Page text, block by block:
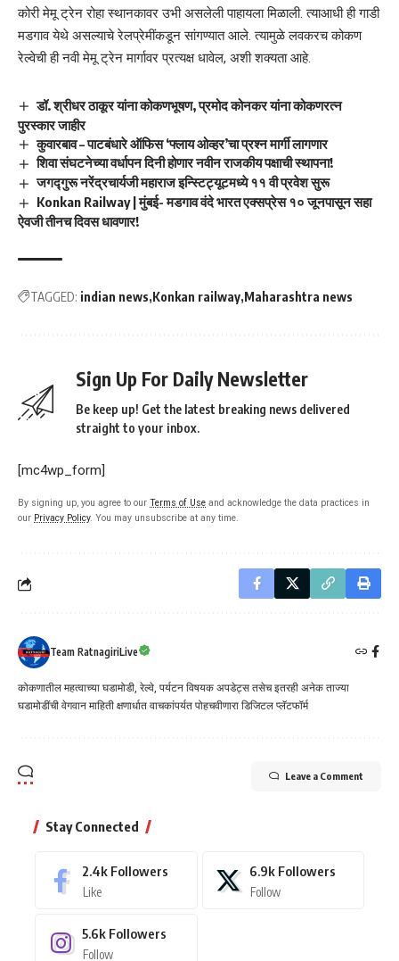
कोरी मेमू ट्रेन रोहा स्थानकावर उभी असलेली पाहायला मिळाली. त्याआधी ही गाडी
मडगाव येथे असल्याचे रेलप्रेमींकडून सांगण्यात आले. त्यामुळे लवकरच कोकण
रेल्वेची ही नवी मेमू ट्रेन मार्गावर प्रत्यक्ष धावेल, अशी शक्यता आहे.
डॉ. श्रीधर ठाकूर यांना कोकणभूषण, प्रमोद कोनकर यांना कोकणरत्न
पुरस्कार जाहीर
कुवारबाव – पाटबंधारे ऑफिस ‘फ्लाय ओव्हर’चा प्रश्न मार्गी लागणार
शिवा संघटनेच्या वर्धापन दिनी होणार नवीन राजकीय पक्षाची स्थापना!
जगद्गुरू नरेंद्रचार्यजी महाराज इन्स्टिट्यूटमध्ये ११ वी प्रवेश सुरू
Konkan Railway | मुंबई- मडगाव वंदे भारत एक्सप्रेस १० जूनपासून सहा
ऐवजी तीनच दिवस धावणार!
TAGGED: indian news Konkan railway Maharashtra news
Sign Up For Daily Newsletter
Be keep up! Get the latest breaking news delivered
straight to your inbox.
[mc4wp_form]
By signing up, you agree to our Terms of Use and acknowledge the data practices in
our Privacy Policy. You may unsubscribe at any time.
Team RatnagiriLive
कोकणातील महत्वाच्या घडामोडी, रेल्वे, पर्यटन विषयक अपडेट्स तसेच इतरही अनेक ताज्या
घडामोडींची वेगवान माहिती क्षणार्धात वाचकांपर्यत पोहचवीणारा डिजिटल प्लॅटफॉर्म
Leave a Comment
Stay Connected
2.4k Followers
Like
6.9k Followers
Follow
5.6k Followers
Follow